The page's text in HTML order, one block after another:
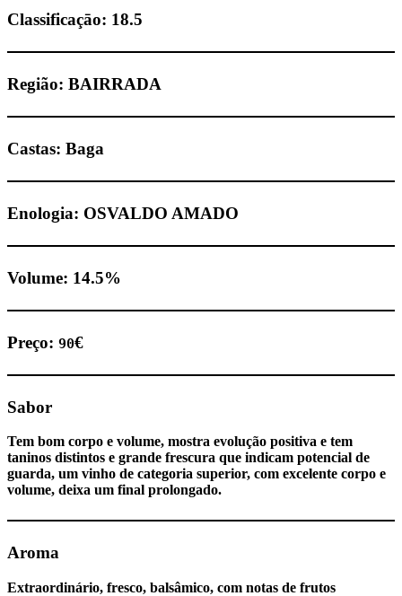
Classificaçāo: 18.5
Região: BAIRRADA
Castas: Baga
Enologia: OSVALDO AMADO
Volume: 14.5%
Preço: 90€
Sabor
Tem bom corpo e volume, mostra evolução positiva e tem
taninos distintos e grande frescura que indicam potencial de
guarda, um vinho de categoria superior, com excelente corpo e
volume, deixa um final prolongado.
Aroma
Extraordinário, fresco, balsâmico, com notas de frutos